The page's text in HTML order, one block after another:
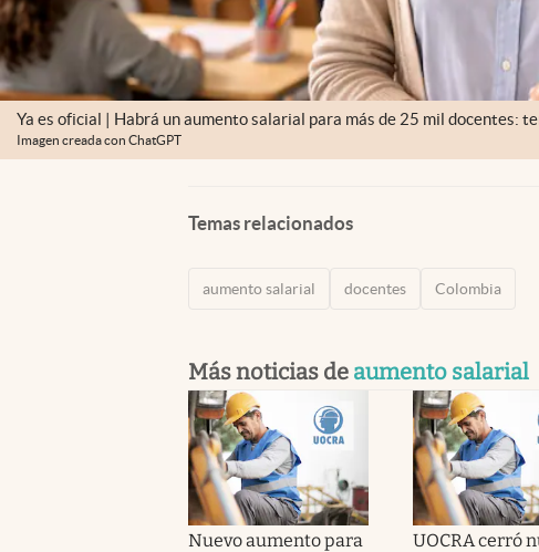
Ya es oficial | Habrá un aumento salarial para más de 25 mil docentes:
Imagen creada con ChatGPT
Temas relacionados
aumento salarial docentes Colombia
Más noticias de aumento salarial
Nuevo aumento para
UOCRA cerró